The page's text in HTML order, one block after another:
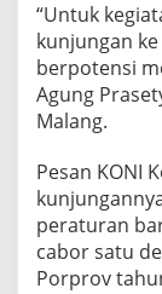
“Untuk
kunjungan
berpotensi
Agung
Malang.
Pesan KONI
peraturan
cabor satu
Porprov